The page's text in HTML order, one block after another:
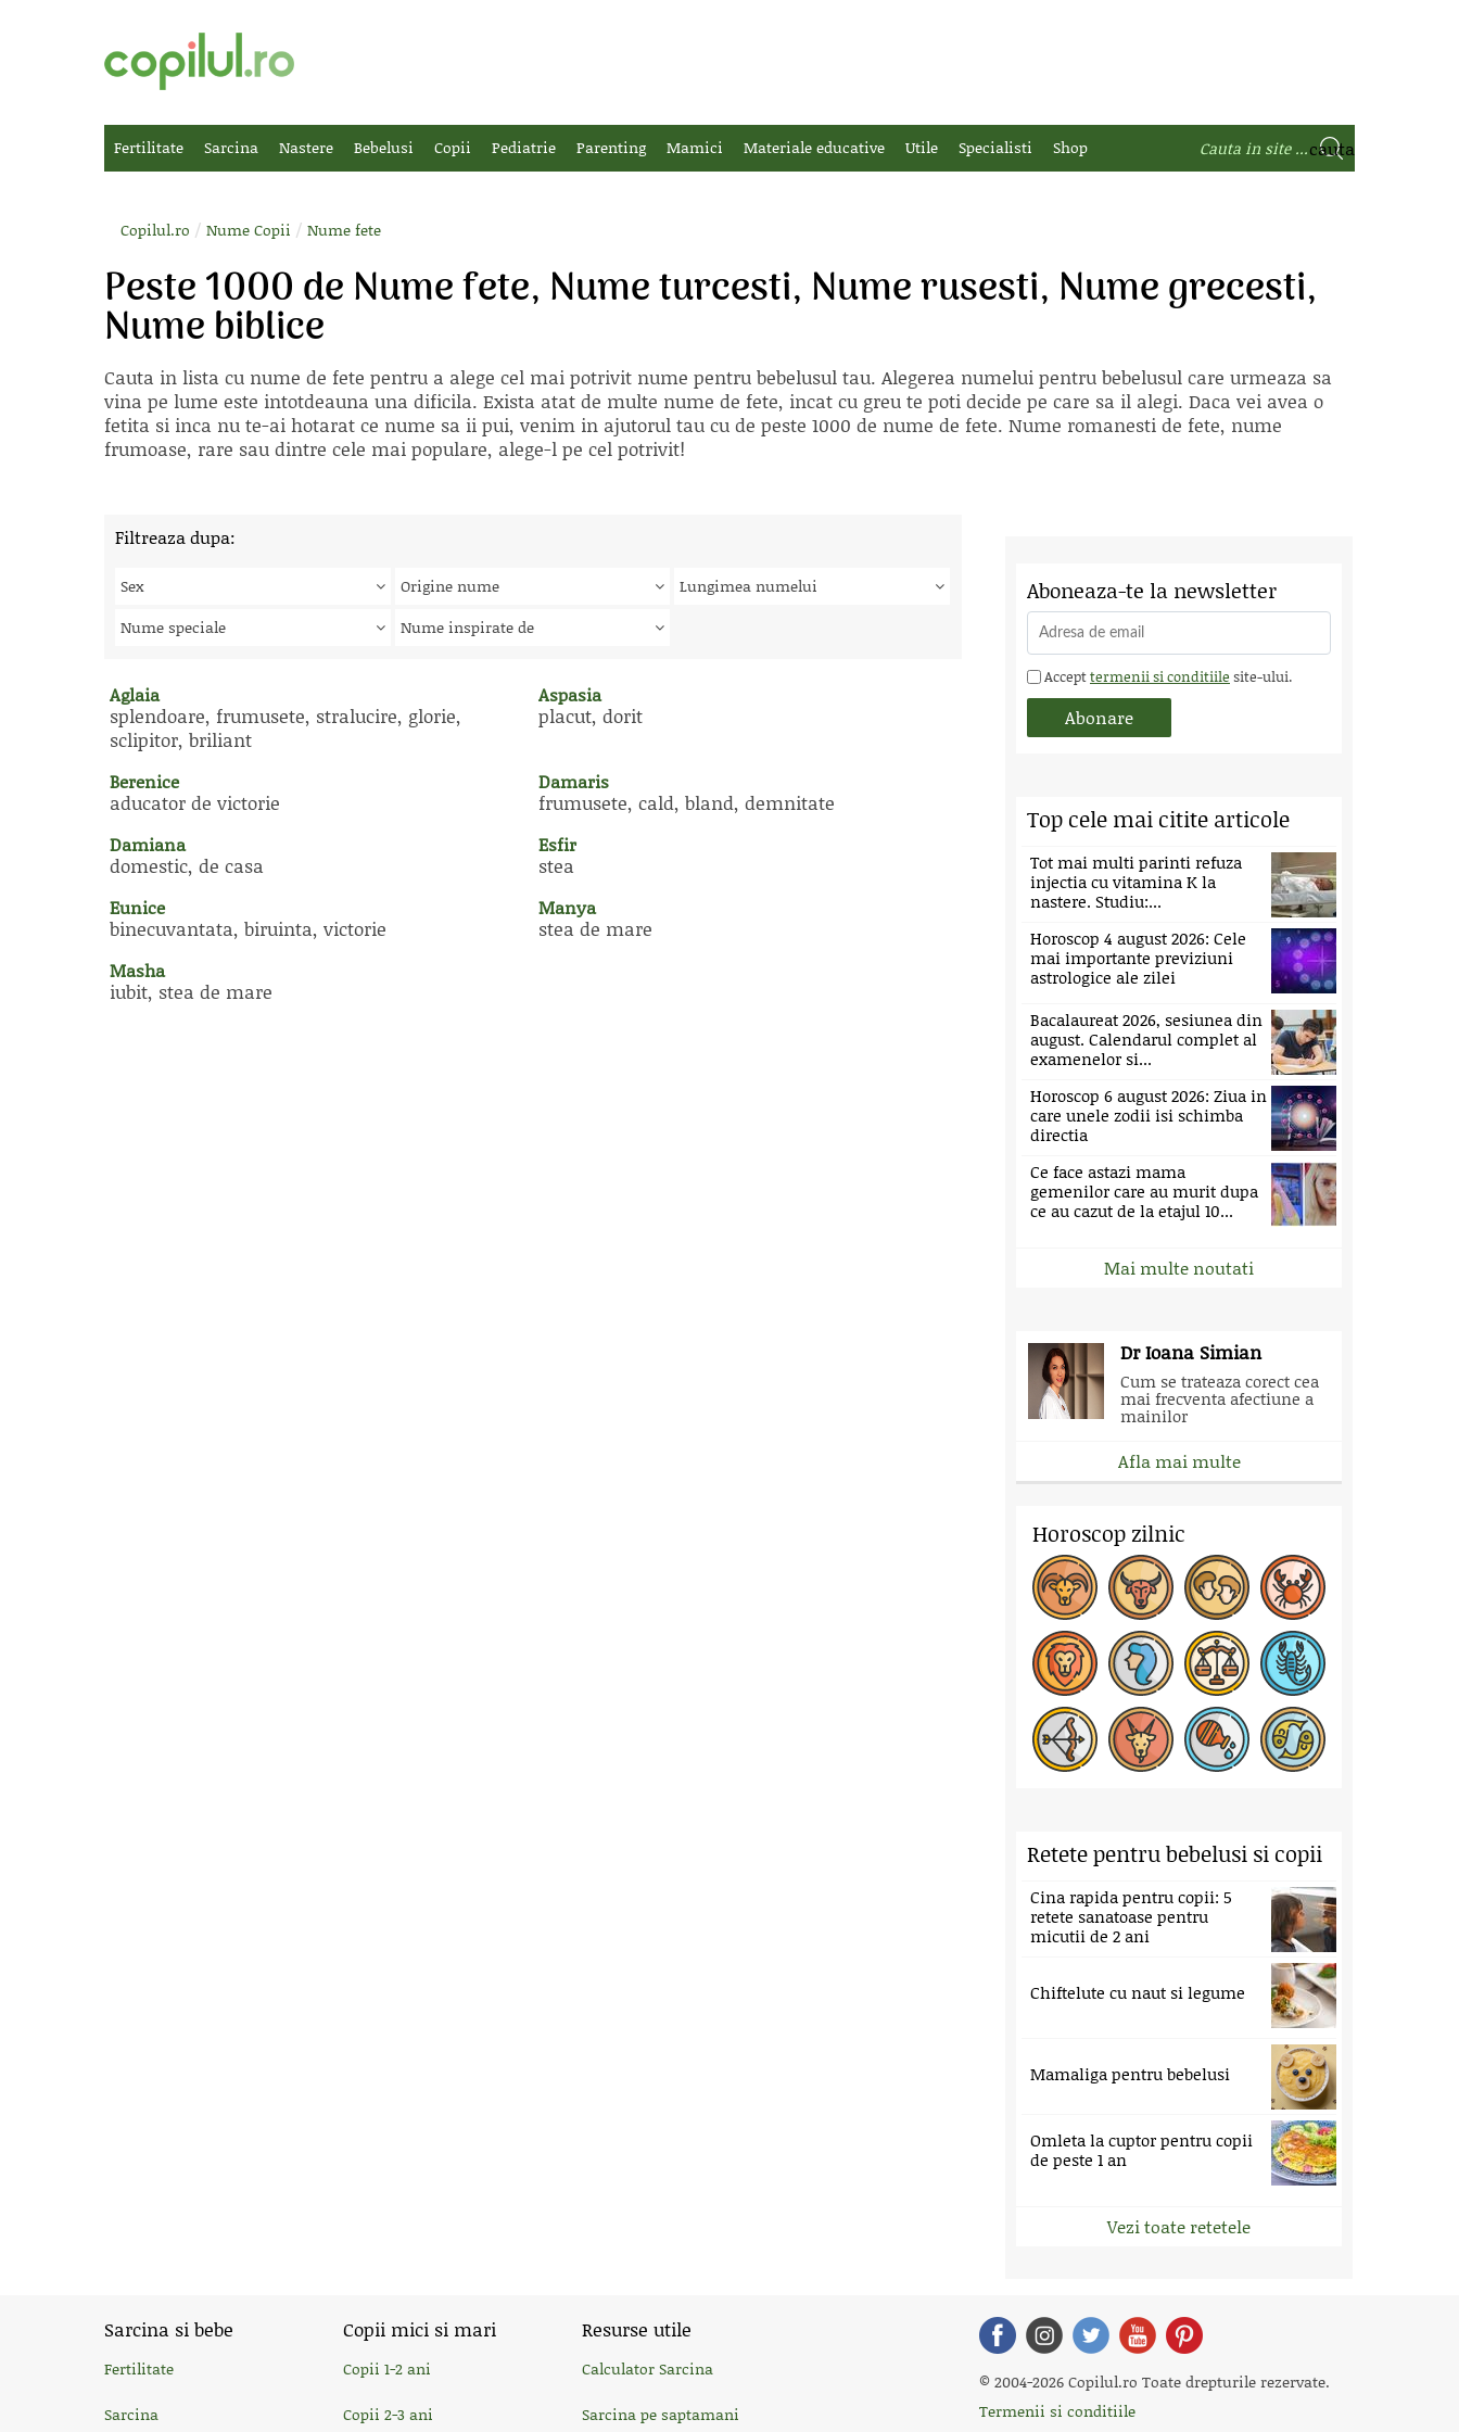
Fertilitate Sarcina Nastere Bebelusi Copii Pediatrie Parenting Mamici Materiale educative Utile Specialisti Shop
Copilul.ro / Nume Copii / Nume fete
Peste 1000 de Nume fete, Nume turcesti, Nume rusesti, Nume grecesti,
Nume biblice
Cauta in lista cu nume de fete pentru a alege cel mai potrivit nume pentru bebelusul tau. Alegerea numelui pentru bebelusul care urmeaza sa
vina pe lume este intotdeauna una dificila. Exista atat de multe nume de fete, incat cu greu te poti decide pe care sa il alegi. Daca vei avea o
fetita si inca nu te-ai hotarat ce nume sa ii pui, venim in ajutorul tau cu de peste 1000 de nume de fete. Nume romanesti de fete, nume
frumoase, rare sau dintre cele mai populare, alege-l pe cel potrivit!
Filtreaza dupa:
Sex Origine nume
Lungimea numelui
Nume speciale
Nume inspirate de
Aglaia
splendoare, frumusete, stralucire, glorie,
sclipitor, briliant
Aspasia
placut, dorit
Berenice
aducator de victorie
Damaris
frumusete, cald, bland, demnitate
Damiana
domestic, de casa
Esfir
stea
Eunice
binecuvantata, biruinta, victorie
Manya
stea de mare
Masha
iubit, stea de mare
Aboneaza-te la newsletter
Accepttermenii si conditiile site-ului.
Top cele mai citite articole
Tot mai multi parinti refuza
injectia cu vitamina K la
nastere. Studiu:...
Horoscop 4 august 2026: Cele
mai importante previziuni
astrologice ale zilei
Bacalaureat 2026, sesiunea din
august. Calendarul complet al
examenelor si...
Horoscop 6 august 2026: Ziua in
care unele zodii isi schimba
directia
Ce face astazi mama
gemenilor care au murit dupa
ce au cazut de la etajul 10...
Mai multe noutati
Dr Ioana Simian
Cum se trateaza corect cea
mai frecventa afectiune a
mainilor
Afla mai multe
Horoscop zilnic
Retete pentru bebelusi si copii
Cina rapida pentru copii: 5
retete sanatoase pentru
micutii de 2 ani
Chiftelute cu naut si legume
Mamaliga pentru bebelusi
Omleta la cuptor pentru copii
de peste 1 an
Vezi toate retetele
Sarcina si bebe
Fertilitate
Sarcina
Copii mici si mari
Copii 1-2 ani
Copii 2-3 ani
Resurse utile
Calculator Sarcina
Sarcina pe saptamani
© 2004-2026 Copilul.ro Toate drepturile rezervate.
Termenii si conditiile